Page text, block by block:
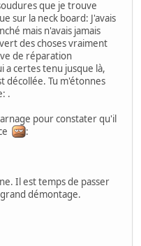
que je trouve
sur la neck board: J'avais
mais n'avais jamais
des choses vraiment
de réparation
a certes tenu jusque là,
décollée. Tu m'étonnes
.
pour constater qu'il
:
Il est temps de passer
démontage.